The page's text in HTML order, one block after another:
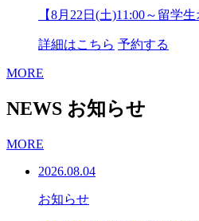
【8月22日(土)11:00～留学
詳細はこちら 予約する
MORE
NEWS お知らせ
MORE
2026.08.04
お知らせ